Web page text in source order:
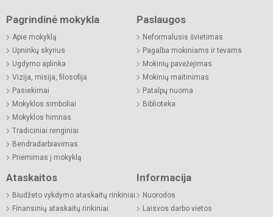
Pagrindinė mokykla
Apie mokyklą
Upninkų skyrius
Ugdymo aplinka
Vizija, misija, filosofija
Pasiekimai
Mokyklos simboliai
Mokyklos himnas
Tradiciniai renginiai
Bendradarbiavimas
Priėmimas į mokyklą
Paslaugos
Neformalusis švietimas
Pagalba mokiniams ir tėvams
Mokinių pavėžėjimas
Mokinių maitinimas
Patalpų nuoma
Biblioteka
Ataskaitos
Biudžeto vykdymo ataskaitų rinkiniai
Finansinių ataskaitų rinkiniai
Informacija
Nuorodos
Laisvos darbo vietos